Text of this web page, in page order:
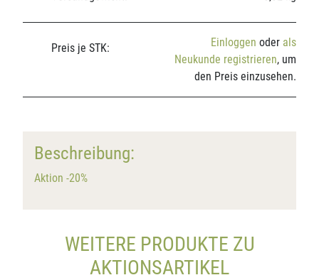
Preis je STK: Einloggen oder als
Neukunde registrieren, um
den Preis einzusehen.
Beschreibung:
Aktion -20%
WEITERE PRODUKTE ZU
AKTIONSARTIKEL